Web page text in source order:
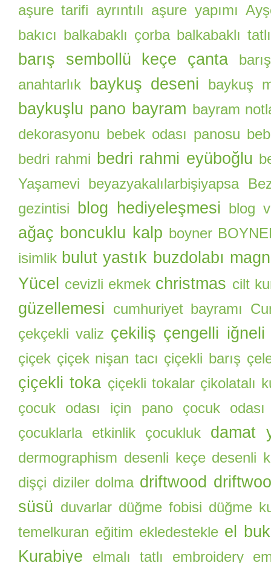
aşure tarifi ayrıntılı aşure yapımı
bakıcı balkabaklı çorba balkabaklı tatlı
barış sembollü keçe çanta
anahtarlık
baykuş deseni baykuş
baykuşlu pano bayram bayram
dekorasyonu bebek odası panosu
bedri rahmi bedri rahmi eyüboğlu
Yaşamevi
beyazyakalılarbişiyapsa
gezintisi
blog hediyeleşmesi blog
ağaç boncuklu kalp boyner
isimlik bulut yastık buzdolabı
Yücel
cevizli ekmek christmas cilt
güzellemesi cumhuriyet bayramı
çekçekli valiz çekiliş çengelli iğneli
çiçek çiçek nişan tacı çiçekli barış
çiçekli toka çiçekli tokalar çikolatalı
çocuk odası için pano
çocuk
çocuklarla etkinlik
çocukluk damat
dermographism desenli keçe desenli
dişçi diziler dolma driftwood
süsü duvarlar düğme fobisi düğme
temelkuran eğitim ekledestekle el
Kurabiye
elmalı tatlı embroidery